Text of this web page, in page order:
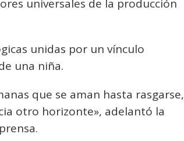
universales de la producción
unidas por un vínculo
una niña.
que se aman hasta rasgarse,
otro horizonte», adelantó la